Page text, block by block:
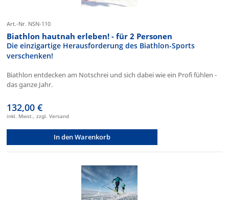
Art.-Nr. NSN-110
Biathlon hautnah erleben! - für 2 Personen
Die einzigartige Herausforderung des Biathlon-Sports
verschenken!
Biathlon entdecken am Notschrei und sich dabei wie ein Profi fühlen -
das ganze Jahr.
132,00 €
inkl. Mwst., zzgl. Versand
In den Warenkorb